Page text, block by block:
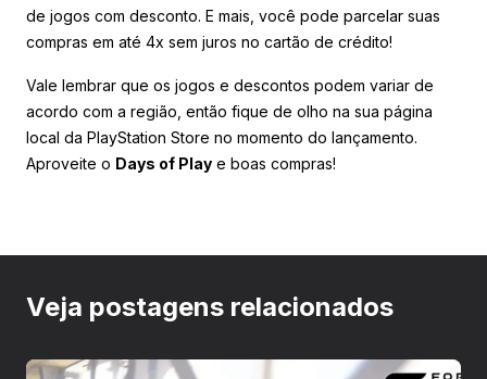
de jogos com desconto. E mais, você pode parcelar suas
compras em até 4x sem juros no cartão de crédito!
Vale lembrar que os jogos e descontos podem variar de
acordo com a região, então fique de olho na sua página
local da PlayStation Store no momento do lançamento.
Aproveite o Days of Play e boas compras!
Veja postagens relacionados